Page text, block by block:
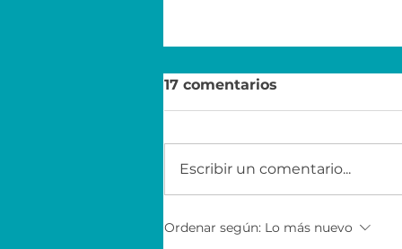
Economía para el éxito
17 comentarios
Escribir un comentario...
Ordenar según: Lo más nuevo